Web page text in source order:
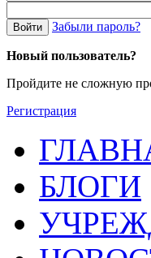
Войти Забыли пароль?
Новый пользователь?
Пройдите не сложную
Регистрация
БЛОГИ